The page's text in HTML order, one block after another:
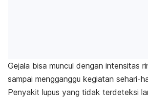
Gejala bisa muncul dengan intensitas
sampai mengganggu kegiatan sehari-
Penyakit lupus yang tidak terdeteksi